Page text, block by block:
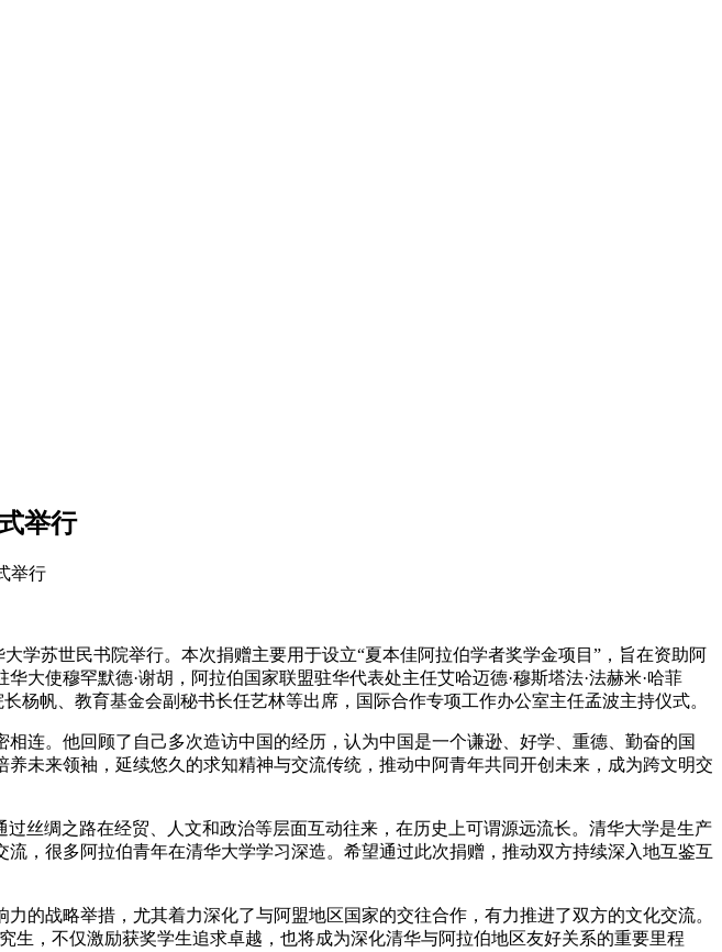
举行
学苏世民书院举行。本次捐赠主要用于设立“夏本佳阿拉伯学者奖学金项目”，旨在资助阿
使穆罕默德·谢胡，阿拉伯国家联盟驻华代表处主任艾哈迈德·穆斯塔法·法赫米·哈菲
杨帆、教育基金会副秘书长任艺林等出席，国际合作专项工作办公室主任孟波主持仪式。
连。他回顾了自己多次造访中国的经历，认为中国是一个谦逊、好学、重德、勤奋的国
未来领袖，延续悠久的求知精神与交流传统，推动中阿青年共同开创未来，成为跨文明交
丝绸之路在经贸、人文和政治等层面互动往来，在历史上可谓源远流长。清华大学是生产
，很多阿拉伯青年在清华大学学习深造。希望通过此次捐赠，推动双方持续深入地互鉴互
的战略举措，尤其着力深化了与阿盟地区国家的交往合作，有力推进了双方的文化交流。
，不仅激励获奖学生追求卓越，也将成为深化清华与阿拉伯地区友好关系的重要里程